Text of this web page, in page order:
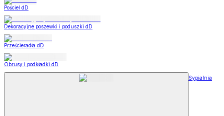
Pościel dD
Dekoracyjne poszewki i poduszki dD
Prześcieradła dD
Obrusy i podkładki dD
Sypialnia